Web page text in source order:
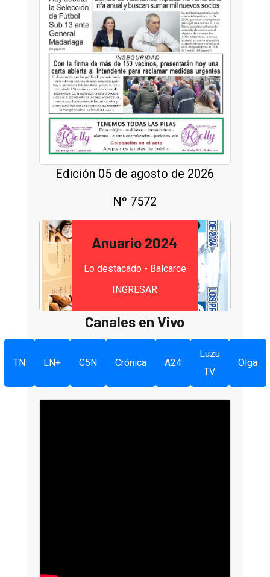
Edición 05 de agosto de 2026
Nº 7572
Anuario 2024
Lo destacado - Balcarce
INGRESAR
Canales en Vivo
TN LN+ C5N Crónica A24
Luzu
TV
Olga